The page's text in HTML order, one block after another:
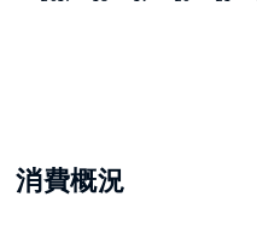
消費概況